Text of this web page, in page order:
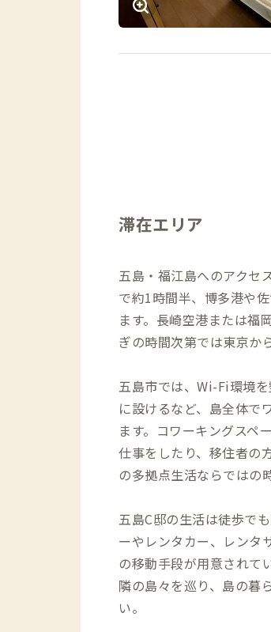
滞在エリア
五島・福江島へのアクセ
で約1時間半、博多港や
ます。長崎空港または福
ぎの時間次第では東京か
五島市では、Wi-Fi環境
に設けるなど、島全体で
ます。コワーキングスペ
仕事をしたり、移住者の
の多拠点生活ならではの
五島C邸の生活は徒歩で
ーやレンタカー、レンタ
の移動手段が用意されて
隣の島々を巡り、島の暮
い。